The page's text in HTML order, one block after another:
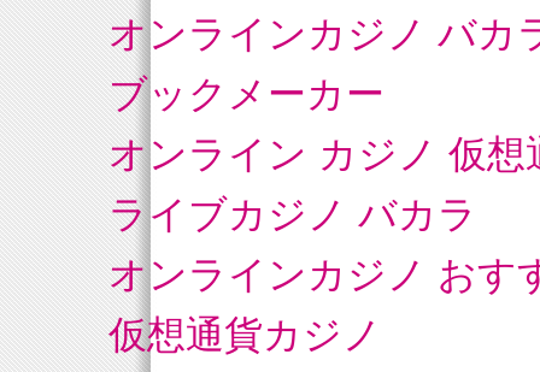
オンラインカジノ バカ
ブックメーカー
オンライン カジノ 仮想
ライブカジノ バカラ
オンラインカジノ おす
仮想通貨カジノ